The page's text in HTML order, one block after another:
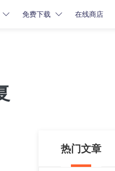
免费下载 在线商店
热门文章